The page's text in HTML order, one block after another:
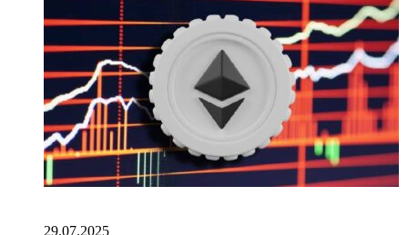
29.07.2025